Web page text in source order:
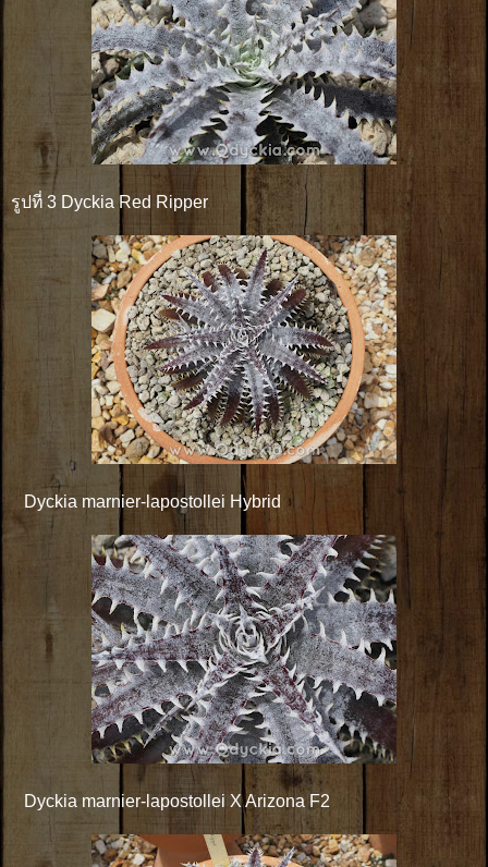
รูปที่ 3 Dyckia Red Ripper
Dyckia marnier-lapostollei Hybrid
Dyckia marnier-lapostollei X Arizona F2